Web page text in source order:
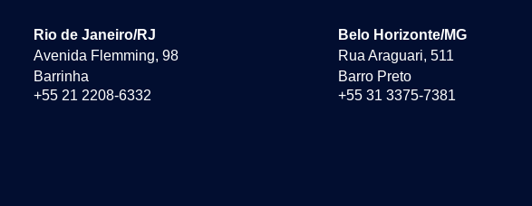
Rio de Janeiro/RJ
Avenida Flemming, 98
Barrinha
+55 21 2208-6332
Belo Horizonte/MG
Rua Araguari, 511
Barro Preto
+55 31 3375-7381